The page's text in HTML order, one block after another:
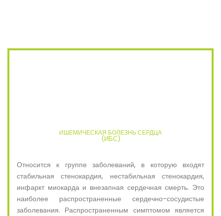
ИШЕМИЧЕСКАЯ БОЛЕЗНЬ СЕРДЦА
(ИБС)
Относится к группе заболеваний, в которую входят
стабильная стенокардия, нестабильная стенокардия,
инфаркт миокарда и внезапная сердечная смерть. Это
наиболее распространенные сердечно-сосудистые
заболевания. Распространенным симптомом является